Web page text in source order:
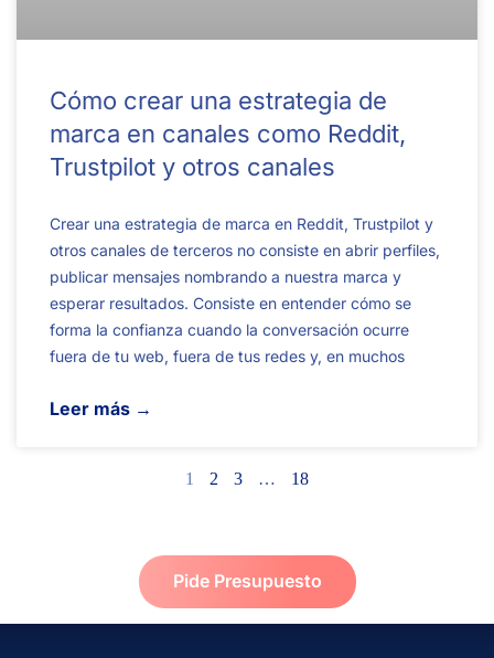
Cómo crear una estrategia de
marca en canales como Reddit,
Trustpilot y otros canales
Crear una estrategia de marca en Reddit, Trustpilot y
otros canales de terceros no consiste en abrir perfiles,
publicar mensajes nombrando a nuestra marca y
esperar resultados. Consiste en entender cómo se
forma la confianza cuando la conversación ocurre
fuera de tu web, fuera de tus redes y, en muchos
Leer más →
1 2 3 … 18
Pide Presupuesto